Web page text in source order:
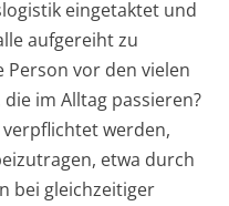
eingetaktet und
aufgereiht zu
Person vor den vielen
im Alltag passieren?
werden,
etwa durch
bei gleichzeitiger